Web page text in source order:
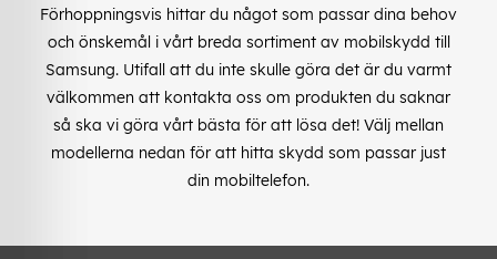
Förhoppningsvis hittar du något som passar dina behov
och önskemål i vårt breda sortiment av mobilskydd till
Samsung. Utifall att du inte skulle göra det är du varmt
välkommen att kontakta oss om produkten du saknar
så ska vi göra vårt bästa för att lösa det! Välj mellan
modellerna nedan för att hitta skydd som passar just
din mobiltelefon.